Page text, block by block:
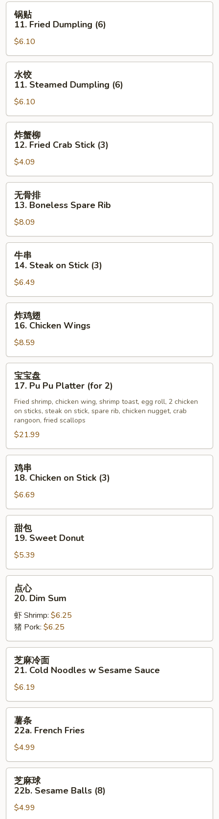
Toast
(4)
11.
Fried
Dumpling
(6)
锅贴
11. Fried Dumpling (6)
$6.10
11.
Steamed
Dumpling
(6)
水饺
11. Steamed Dumpling (6)
$6.10
12.
Fried
Crab
Stick
(3)
炸蟹柳
12. Fried Crab Stick (3)
$4.09
13.
Boneless
Spare
Rib
无骨排
13. Boneless Spare Rib
$8.09
14.
Steak
on
Stick
(3)
牛串
14. Steak on Stick (3)
$6.49
16.
Chicken
Wings
炸鸡翅
16. Chicken Wings
$8.59
17.
Pu
Platter
(for
宝宝盘
17. Pu Pu Platter (for 2)
Fried shrimp, chicken wing, shrimp toast, egg roll, 2 chicken
on sticks, steak on stick, spare rib, chicken nugget, crab
rangoon, fried scallops
$21.99
18.
Chicken
on
Stick
(3)
鸡串
18. Chicken on Stick (3)
$6.69
19.
Sweet
Donut
甜包
19. Sweet Donut
$5.39
20.
Dim
Sum
点心
20. Dim Sum
虾 Shrimp: $6.25
猪 Pork: $6.25
21.
Cold
Noodles
Sesame
Sauce
芝麻冷面
21. Cold Noodles w Sesame Sauce
$6.19
22a.
French
Fries
薯条
22a. French Fries
$4.99
22b.
芝麻球
22b. Sesame Balls (8)
$4.99